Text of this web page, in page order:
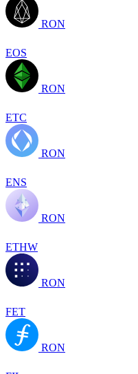
RON
EOS
RON
ETC
RON
ENS
RON
ETHW
RON
FET
RON